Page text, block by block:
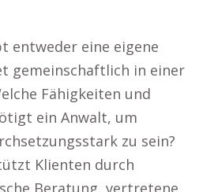
entweder eine eigene
gemeinschaftlich in einer
Fähigkeiten und
ein Anwalt, um
zu sein?
Klienten durch
Beratung, vertretene